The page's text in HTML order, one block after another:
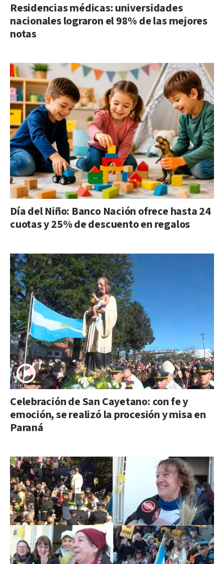
Residencias médicas: universidades
nacionales lograron el 98% de las mejores
notas
Día del Niño: Banco Nación ofrece hasta 24
cuotas y 25% de descuento en regalos
Celebración de San Cayetano: con fe y
emoción, se realizó la procesión y misa en
Paraná